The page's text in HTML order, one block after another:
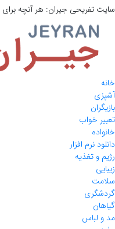
سایت تفریحی جیران: هر آنچه
خانه
آشپزی
بازیگران
تعبیر خواب
خانواده
دانلود نرم افزار
رژیم و تغذیه
زیبایی
سلامت
گردشگری
گیاهان
مد و لباس